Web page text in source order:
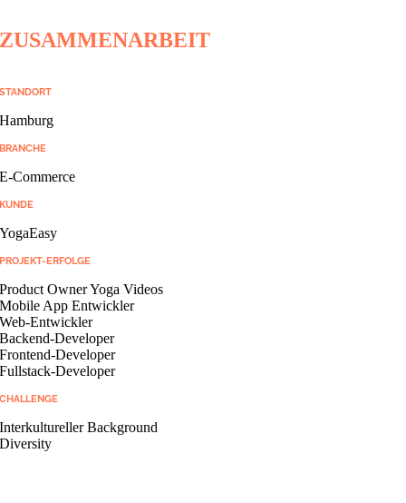
ZUSAMMENARBEIT
STANDORT
Hamburg
BRANCHE
E-Commerce
KUNDE
YogaEasy
PROJEKT-ERFOLGE
Product Owner Yoga Videos
Mobile App Entwickler
Web-Entwickler
Backend-Developer
Frontend-Developer
Fullstack-Developer
CHALLENGE
Interkultureller Background
Diversity